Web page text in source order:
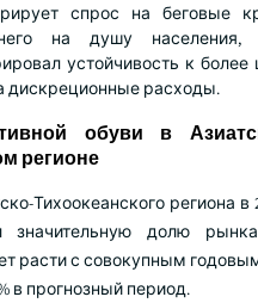
спрос на беговые
на душу населения,
устойчивость к
дискреционные расходы.
обуви в
регионе
Тихоокеанского региона в
значительную долю
расти с совокупным
в прогнозный период.